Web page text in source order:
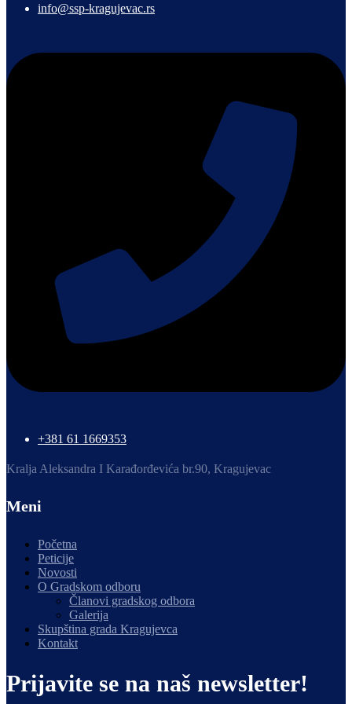
info@ssp-kragujevac.rs
+381 61 1669353
Kralja Aleksandra I Karađorđevića br.90, Kragujevac
Meni
Početna
Peticije
Novosti
O Gradskom odboru
Članovi gradskog odbora
Galerija
Skupština grada Kragujevca
Kontakt
Prijavite se na naš newsletter!